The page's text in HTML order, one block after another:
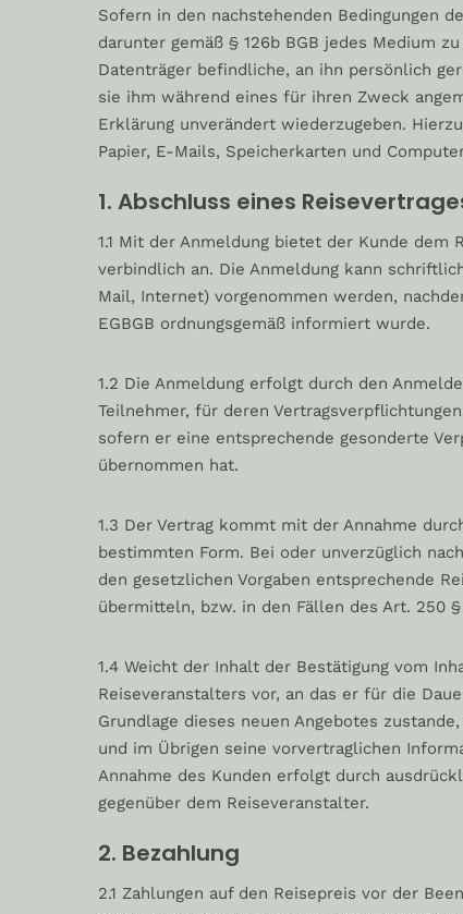
Sofern in den nachstehenden Bedingungen
darunter gemäß § 126b BGB jedes Medium
Datenträger befindliche, an ihn persönlich
sie ihm während eines für ihren Zweck
Erklärung unverändert wiederzugeben.
Papier, E-Mails, Speicherkarten und
1. Abschluss eines
1.1 Mit der Anmeldung bietet der Kunde dem
verbindlich an. Die Anmeldung kann
Mail, Internet) vorgenommen werden,
EGBGB ordnungsgemäß informiert wurde.
1.2 Die Anmeldung erfolgt durch den
Teilnehmer, für deren
sofern er eine entsprechende gesonderte
übernommen hat.
1.3 Der Vertrag kommt mit der Annahme
bestimmten Form. Bei oder unverzüglich
den gesetzlichen Vorgaben entsprechende
übermitteln, bzw. in den Fällen des Art. 250 §
1.4 Weicht der Inhalt der Bestätigung vom
Reiseveranstalters vor, an das er für die
Grundlage dieses neuen Angebotes
und im Übrigen seine vorvertraglichen
Annahme des Kunden erfolgt durch
gegenüber dem Reiseveranstalter.
2. Bezahlung
2.1 Zahlungen auf den Reisepreis vor der